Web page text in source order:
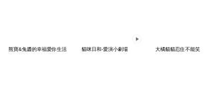
熊寶&兔醬的幸福愛你生活 貓咪日和-愛演小劇場 大橘貓貓忍住不能笑